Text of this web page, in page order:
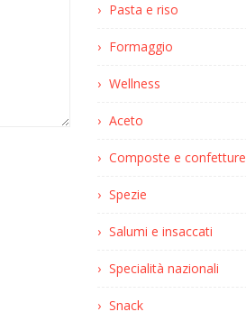
Pasta e riso
Formaggio
Wellness
Aceto
Composte e confetture
Spezie
Salumi e insaccati
Specialità nazionali
Snack